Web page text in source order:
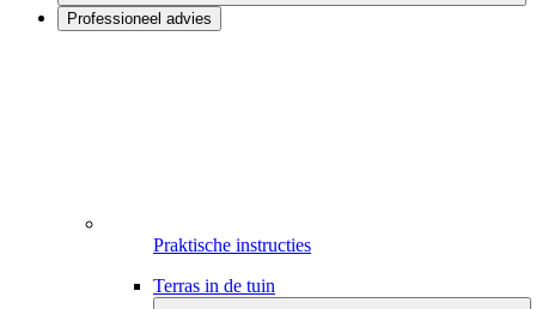
Professioneel advies
Praktische instructies
Terras in de tuin